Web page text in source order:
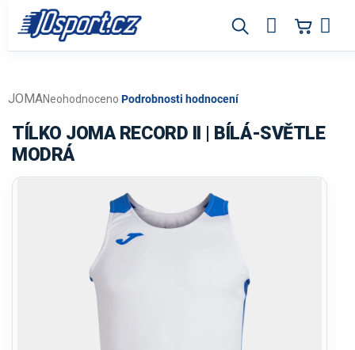
obsah
Průměrné
produktu
je
0,0
Neohodnoceno Podrobnosti hodnocení
JOMA
TÍLKO JOMA RECORD II | BÍLÁ-SVĚTLE
MODRÁ